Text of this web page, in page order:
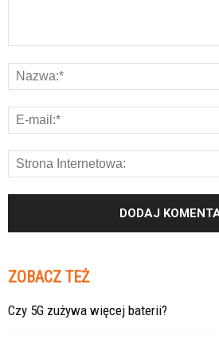
ZOBACZ TEŻ
Czy 5G zużywa więcej baterii?